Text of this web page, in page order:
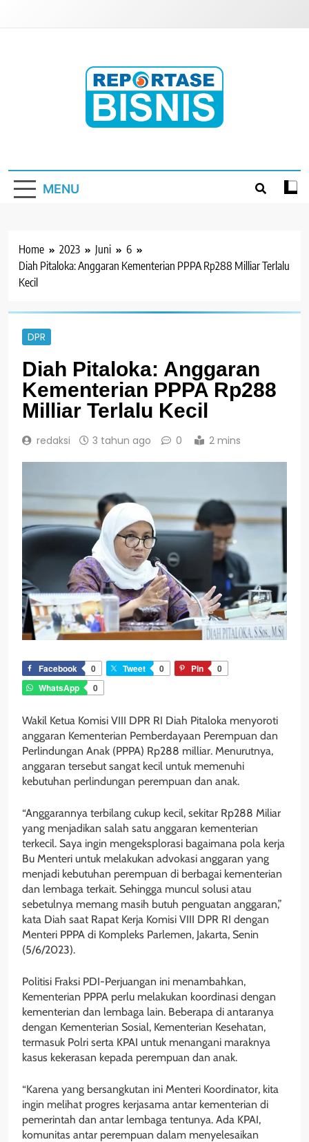
MENU
Home 2023 Juni
6
Diah Pitaloka: Anggaran Kementerian PPPA Rp288 Milliar Terlalu
Kecil
DPR
Diah Pitaloka: Anggaran
Kementerian PPPA Rp288
Milliar Terlalu Kecil
redaksi 3 tahun ago 0 2 mins
Facebook 0 Tweet 0 Pin
0
WhatsApp
0
Wakil Ketua Komisi VIII DPR RI Diah Pitaloka menyoroti
anggaran Kementerian Pemberdayaan Perempuan dan
Perlindungan Anak (PPPA) Rp288 milliar. Menurutnya,
anggaran tersebut sangat kecil untuk memenuhi
kebutuhan perlindungan perempuan dan anak.
“Anggarannya terbilang cukup kecil, sekitar Rp288 Miliar
yang menjadikan salah satu anggaran kementerian
terkecil. Saya ingin mengeksplorasi bagaimana pola kerja
Bu Menteri untuk melakukan advokasi anggaran yang
menjadi kebutuhan perempuan di berbagai kementerian
dan lembaga terkait. Sehingga muncul solusi atau
sebetulnya memang masih butuh penguatan anggaran,”
kata Diah saat Rapat Kerja Komisi VIII DPR RI dengan
Menteri PPPA di Kompleks Parlemen, Jakarta, Senin
(5/6/2023).
Politisi Fraksi PDI-Perjuangan ini menambahkan,
Kementerian PPPA perlu melakukan koordinasi dengan
kementerian dan lembaga lain. Beberapa di antaranya
dengan Kementerian Sosial, Kementerian Kesehatan,
termasuk Polri serta KPAI untuk menangani maraknya
kasus kekerasan kepada perempuan dan anak.
“Karena yang bersangkutan ini Menteri Koordinator, kita
ingin melihat progres kerjasama antar kementerian di
pemerintah dan antar lembaga tentunya. Ada KPAI,
komunitas antar perempuan dalam menyelesaikan